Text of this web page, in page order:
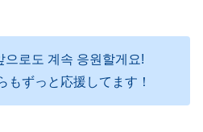
로도 계속 응원할게요!
ずっと応援してます！